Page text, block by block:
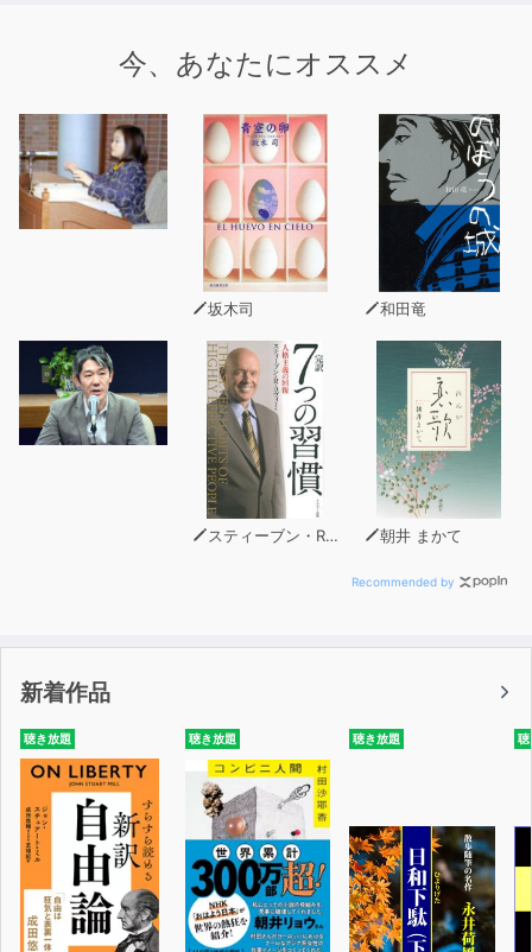
今、あなたにオススメ
坂木司 和田竜
スティーブン・R・コヴィー 朝井 まかて
Recommended by
新着作品
聴き放題 聴き放題 聴き放題 聴